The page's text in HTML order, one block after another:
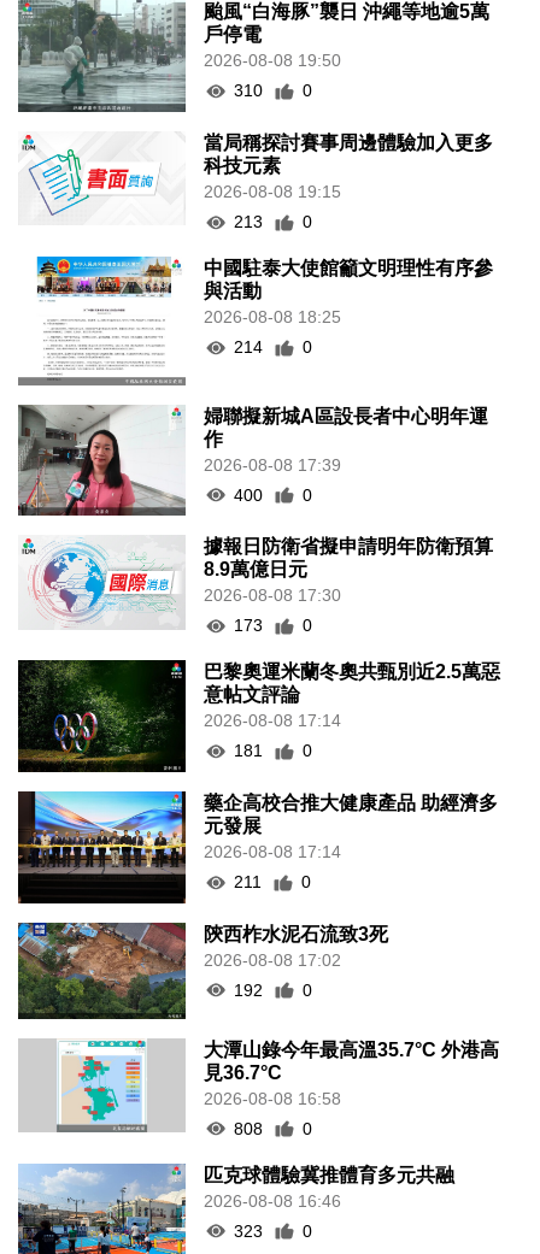
颱風“白海豚”襲日 沖繩等地逾5萬
戶停電
2026-08-08 19:50
310
0
當局稱探討賽事周邊體驗加入更多
科技元素
2026-08-08 19:15
213
0
中國駐泰大使館籲文明理性有序參
與活動
2026-08-08 18:25
214
0
婦聯擬新城A區設長者中心明年運
作
2026-08-08 17:39
400
0
據報日防衛省擬申請明年防衛預算
8.9萬億日元
2026-08-08 17:30
173
0
巴黎奧運米蘭冬奧共甄別近2.5萬惡
意帖文評論
2026-08-08 17:14
181
0
藥企高校合推大健康產品 助經濟多
元發展
2026-08-08 17:14
211
0
陝西柞水泥石流致3死
2026-08-08 17:02
192
0
大潭山錄今年最高溫35.7°C 外港高
見36.7°C
2026-08-08 16:58
808
0
匹克球體驗冀推體育多元共融
2026-08-08 16:46
323
0